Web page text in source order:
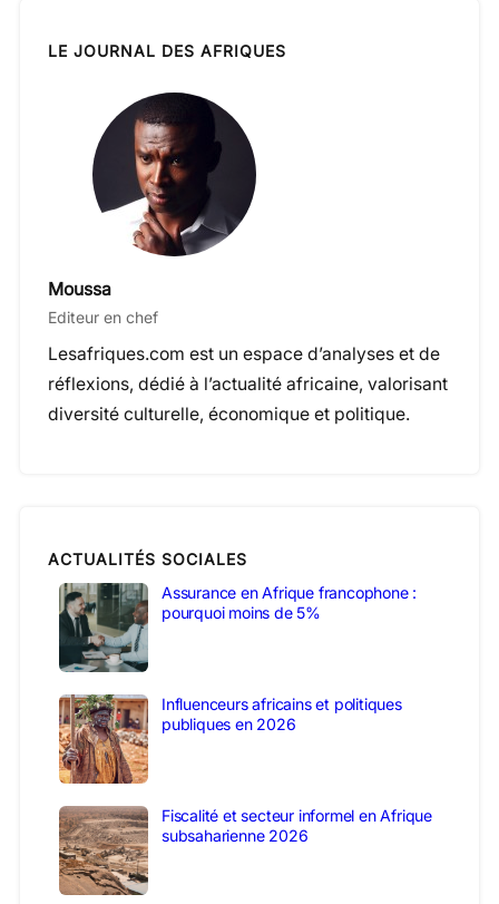
LE JOURNAL DES AFRIQUES
Moussa
Editeur en chef
Lesafriques.com est un espace d’analyses et de
réflexions, dédié à l’actualité africaine, valorisant
diversité culturelle, économique et politique.
ACTUALITÉS SOCIALES
Assurance en Afrique francophone :
pourquoi moins de 5%
Influenceurs africains et politiques
publiques en 2026
Fiscalité et secteur informel en Afrique
subsaharienne 2026